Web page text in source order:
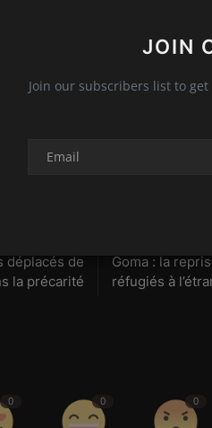
JOIN
Join our subscribers list to
la société civile et les
continuité de l’éducation à tous
restent fermées, laissant de
déplacés de
la précarité
Goma : la
réfugiés à
0 0 0